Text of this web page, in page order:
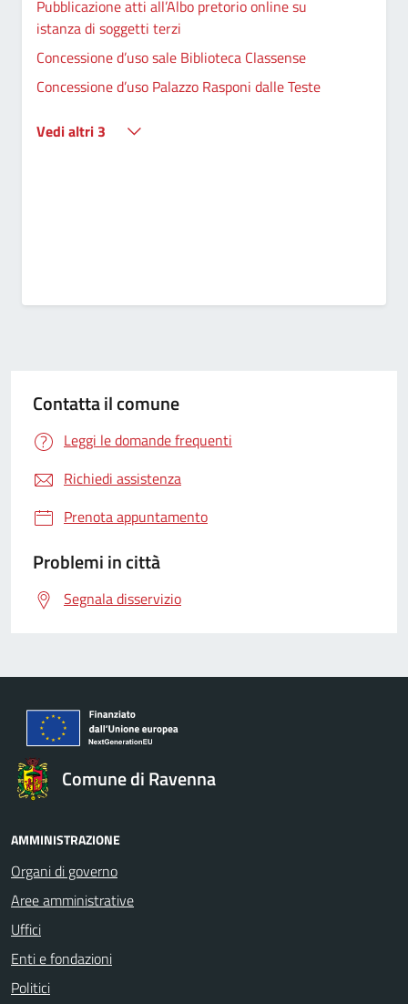
Pubblicazione atti all’Albo pretorio online su
istanza di soggetti terzi
Concessione d’uso sale Biblioteca Classense
Concessione d’uso Palazzo Rasponi dalle Teste
Vedi altri 3
Contatta il comune
Leggi le domande frequenti
Richiedi assistenza
Prenota appuntamento
Problemi in città
Segnala disservizio
Comune di Ravenna
AMMINISTRAZIONE
Organi di governo
Aree amministrative
Uffici
Enti e fondazioni
Politici